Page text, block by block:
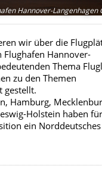
Hannover-Langenhagen
wir über die
Flughafen Hannover-
Thema
zu den Themen
gestellt.
Hamburg,
Holstein haben
ein Norddeutsches